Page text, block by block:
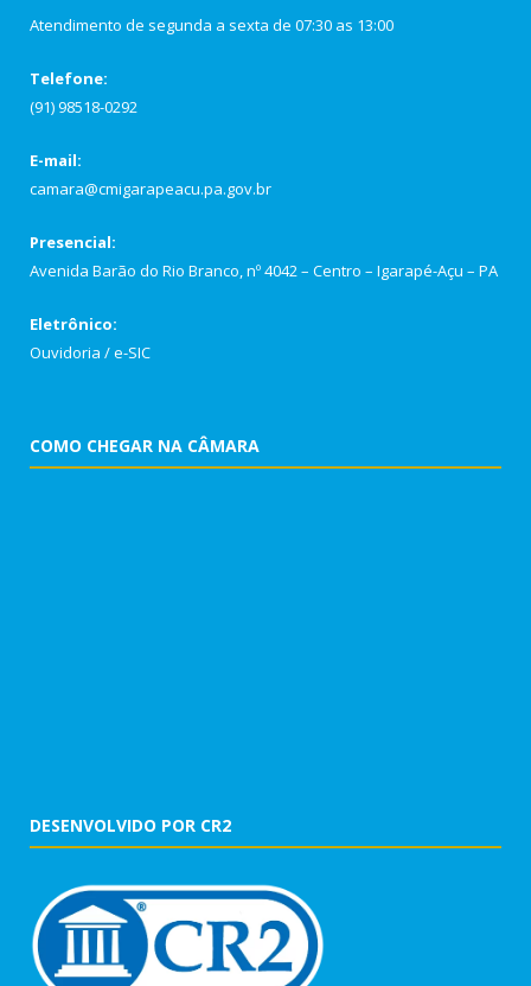
Atendimento de segunda a sexta de 07:30 as 13:00
Telefone:
(91) 98518-0292
E-mail:
camara@cmigarapeacu.pa.gov.br
Presencial:
Avenida Barão do Rio Branco, nº 4042 – Centro – Igarapé-Açu – PA
Eletrônico:
Ouvidoria /e-SIC
COMO CHEGAR NA CÂMARA
DESENVOLVIDO POR CR2